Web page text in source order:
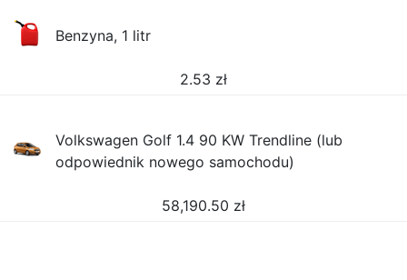
Benzyna, 1 litr
2.53 zł
Volkswagen Golf 1.4 90 KW Trendline (lub
odpowiednik nowego samochodu)
58,190.50 zł